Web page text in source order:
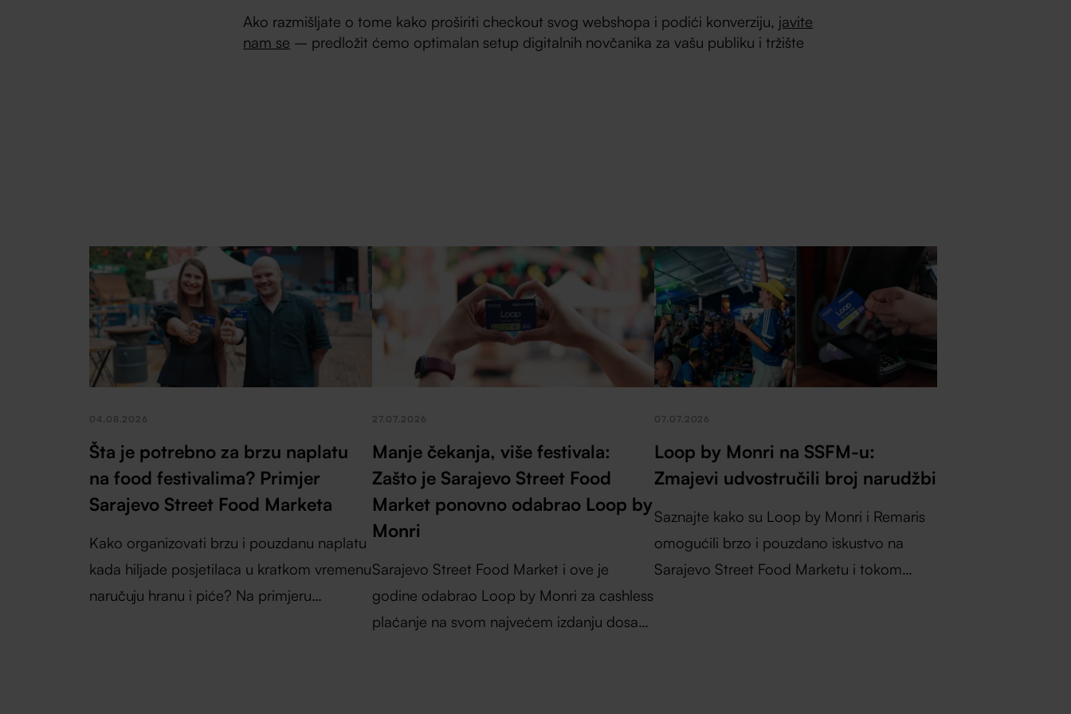
Ako razmišljate o tome kako proširiti checkout svog webshopa i podići konverziju, javite
nam se – predložit ćemo optimalan setup digitalnih novčanika za vašu publiku i tržište
04.08.2026
Šta je potrebno za brzu naplatu
na food festivalima? Primjer
Sarajevo Street Food Marketa
Kako organizovati brzu i pouzdanu naplatu
kada hiljade posjetilaca u kratkom vremenu
naručuju hranu i piće? Na primjeru
27.07.2026
Manje čekanja, više festivala:
Zašto je Sarajevo Street Food
Market ponovno odabrao Loop by
Monri
Sarajevo Street Food Market i ove je
godine odabrao Loop by Monri za cashless
plaćanje na svom najvećem izdanju dosad.
07.07.2026
Loop by Monri na SSFM-u:
Zmajevi udvostručili broj narudžbi
Saznajte kako su Loop by Monri i Remaris
omogućili brzo i pouzdano iskustvo na
Sarajevo Street Food Marketu i tokom